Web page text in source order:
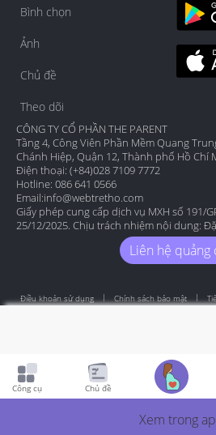
Bình chọn
Ảnh
Chủ đề
Theo dõi
CÔNG TY CỔ PHẦN THE PARENT
Tầng 4, Công Viên Phần Mềm Quang
Chánh Hiệp, Quận 12, Thành phố Hồ Chí
Điện thoại: (+84)028 7109 7772
Hotline: 086 641 0566
Email:info@webtretho.com
Giấy phép cung cấp dịch vụ MXH số 191/
25/12/2025. Chịu trách nhiệm nội dung:
Liên hệ quảng
Điều khoản sử dụng Chính sách bảo mật
Công cụ Chủ đề
Xem trong